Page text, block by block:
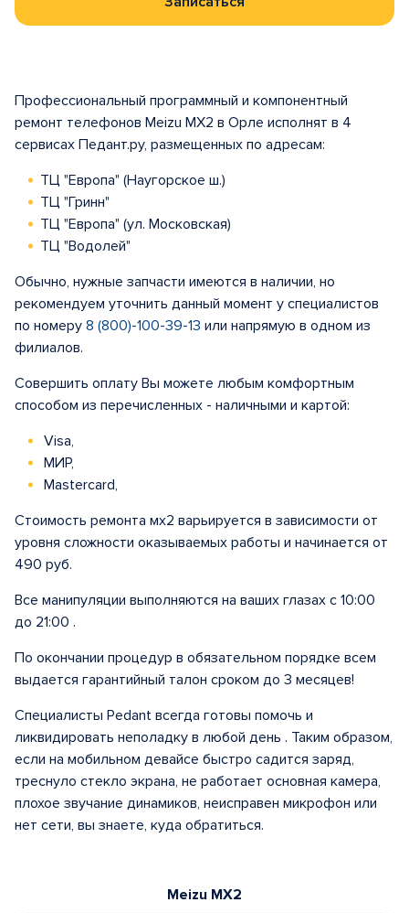
Meizu MX2
Профессиональный программный и компонентный
ремонт телефонов Meizu MX2 в Орле исполнят в 4
сервисах Педант.ру, размещенных по адресам:
ТЦ "Европа" (Наугорское ш.)
ТЦ "Гринн"
ТЦ "Европа" (ул. Московская)
ТЦ "Водолей"
Обычно, нужные запчасти имеются в наличии, но
рекомендуем уточнить данный момент у специалистов
по номеру 8 (800)-100-39-13 или напрямую в одном из
филиалов.
Совершить оплату Вы можете любым комфортным
способом из перечисленных - наличными и картой:
Visa,
МИР,
Mastercard,
Стоимость ремонта мх2 варьируется в зависимости от
уровня сложности оказываемых работы и начинается от
490 руб.
Все манипуляции выполняются на ваших глазах с 10:00
до 21:00 .
По окончании процедур в обязательном порядке всем
выдается гарантийный талон сроком до 3 месяцев!
Специалисты Pedant всегда готовы помочь и
ликвидировать неполадку в любой день . Таким образом,
если на мобильном девайсе быстро садится заряд,
треснуло стекло экрана, не работает основная камера,
плохое звучание динамиков, неисправен микрофон или
нет сети, вы знаете, куда обратиться.